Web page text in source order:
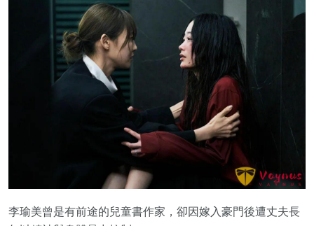
李瑜美曾是有前途的兒童書作家，卻因嫁入豪門後遭丈夫長